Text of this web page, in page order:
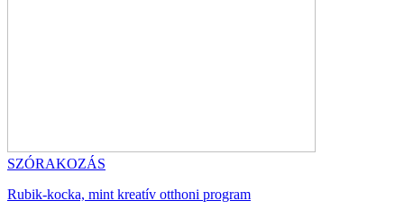
SZÓRAKOZÁS
Rubik-kocka, mint kreatív otthoni program